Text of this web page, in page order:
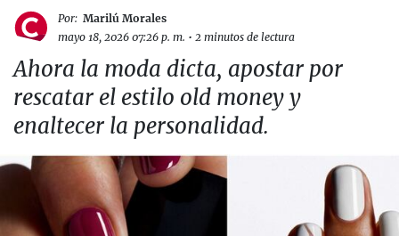
Por: Marilú Morales
mayo 18, 2026 07:26 p. m. • 2 minutos de lectura
Ahora la moda dicta, apostar por
rescatar el estilo old money y
enaltecer la personalidad.